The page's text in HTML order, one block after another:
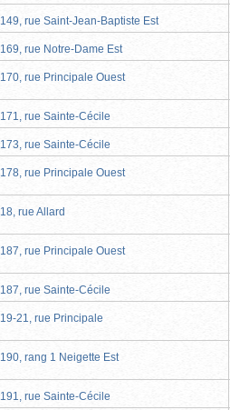
149, rue Saint-Jean-Baptiste Est
169, rue Notre-Dame Est
170, rue Principale Ouest
171, rue Sainte-Cécile
173, rue Sainte-Cécile
178, rue Principale Ouest
18, rue Allard
187, rue Principale Ouest
187, rue Sainte-Cécile
19-21, rue Principale
190, rang 1 Neigette Est
191, rue Sainte-Cécile